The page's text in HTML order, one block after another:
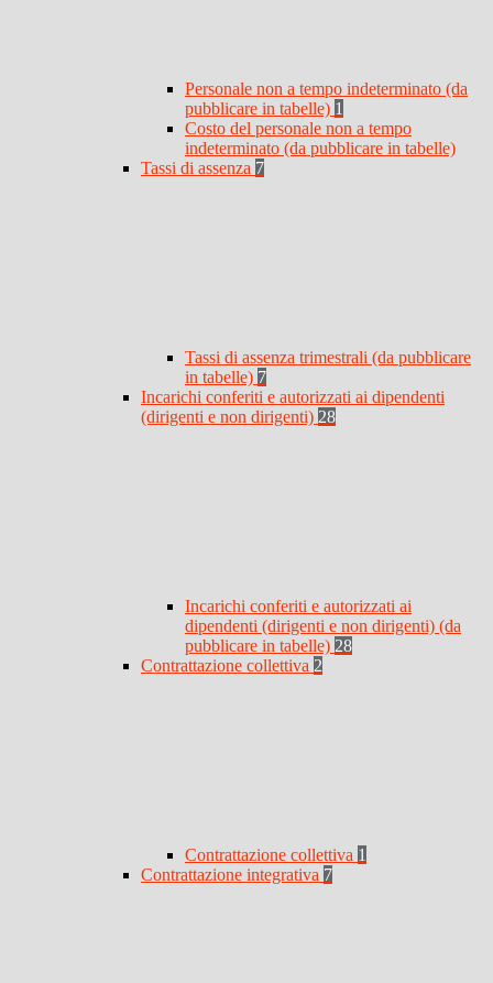
Personale non a tempo indeterminato (da
pubblicare in tabelle) 1
Costo del personale non a tempo
indeterminato (da pubblicare in tabelle)
Tassi di assenza 7
Tassi di assenza trimestrali (da pubblicare
in tabelle) 7
Incarichi conferiti e autorizzati ai dipendenti
(dirigenti e non dirigenti) 28
Incarichi conferiti e autorizzati ai
dipendenti (dirigenti e non dirigenti) (da
pubblicare in tabelle) 28
Contrattazione collettiva 2
Contrattazione collettiva 1
Contrattazione integrativa 7